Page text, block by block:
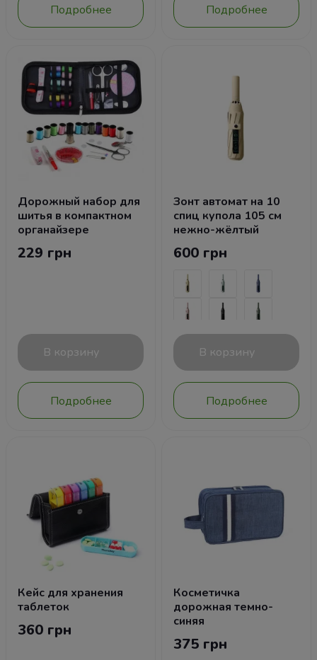
Подробнее Подробнее
Дорожный набор для
шитья в компактном
органайзере
229 грн
В корзину
Подробнее
Зонт автомат на 10
спиц купола 105 см
нежно-жёлтый
600 грн
В корзину
Подробнее
Кейс для хранения
таблеток
360 грн
Косметичка
дорожная темно-
синяя
375 грн